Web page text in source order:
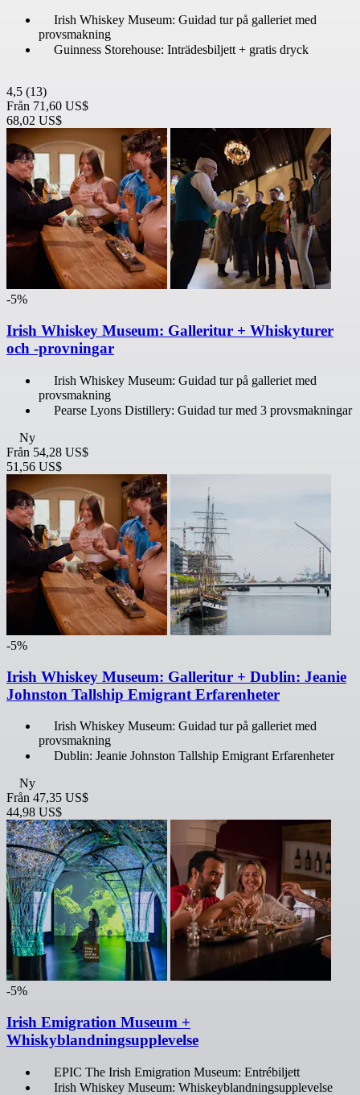
Irish Whiskey Museum: Guidad tur på galleriet med
provsmakning
Guinness Storehouse: Inträdesbiljett + gratis dryck
4,5 (13)
Från 71,60 US$
68,02 US$
-5%
Irish Whiskey Museum: Galleritur + Whiskyturer
och -provningar
Irish Whiskey Museum: Guidad tur på galleriet med
provsmakning
Pearse Lyons Distillery: Guidad tur med 3 provsmakningar
Ny
Från 54,28 US$
51,56 US$
-5%
Irish Whiskey Museum: Galleritur + Dublin: Jeanie
Johnston Tallship Emigrant Erfarenheter
Irish Whiskey Museum: Guidad tur på galleriet med
provsmakning
Dublin: Jeanie Johnston Tallship Emigrant Erfarenheter
Ny
Från 47,35 US$
44,98 US$
-5%
Irish Emigration Museum +
Whiskyblandningsupplevelse
EPIC The Irish Emigration Museum: Entrébiljett
Irish Whiskey Museum: Whiskeyblandningsupplevelse